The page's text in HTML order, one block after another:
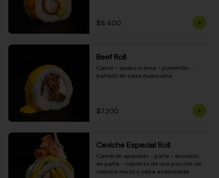
$8.400
Beef Roll
Carne - queso crema - pimentón -
bañado en salsa huancaína
$7.200
Ceviche Especial Roll
Camarón apanado - palta - envuelto
en palta - cubierto de una porción de
ceviche mixto y salsa acevichada